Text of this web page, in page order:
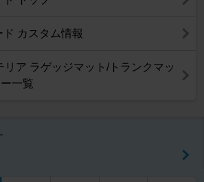
ド カスタム情報
リア ラゲッジマット/トランクマッ
一覧